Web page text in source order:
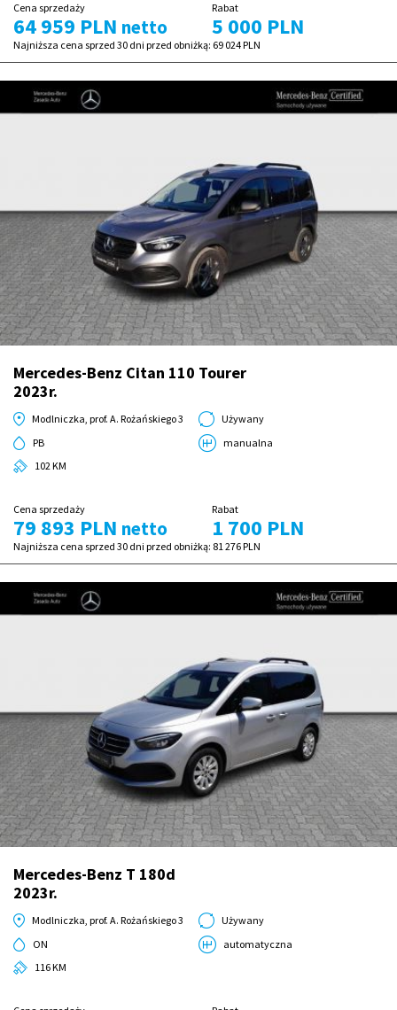
Cena sprzedaży
64 959 PLN netto
Rabat
5 000 PLN
Najniższa cena sprzed 30 dni przed obniżką: 69 024 PLN
Mercedes-Benz Citan 110 Tourer
2023r.
Modlniczka, prof. A. Rożańskiego 3
Używany
PB
manualna
102 KM
Cena sprzedaży
79 893 PLN netto
Rabat
1 700 PLN
Najniższa cena sprzed 30 dni przed obniżką: 81 276 PLN
Mercedes-Benz T 180d
2023r.
Modlniczka, prof. A. Rożańskiego 3
Używany
ON
automatyczna
116 KM